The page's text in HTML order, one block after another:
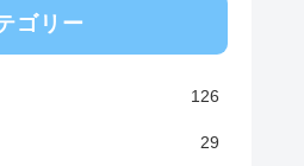
ゴリー
126
29